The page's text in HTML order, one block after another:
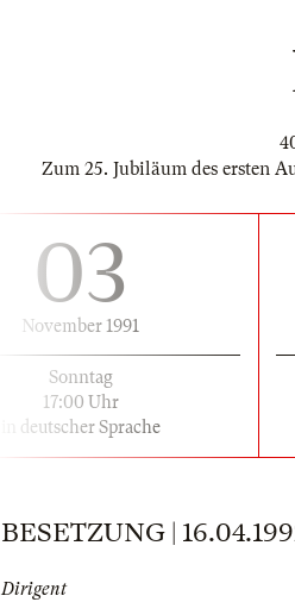
Zum 25. Jubiläum des ersten
03
November 1991
Sonntag
17:00 Uhr
in deutscher Sprache
BESETZUNG |
Dirigent